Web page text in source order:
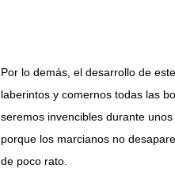
Por lo demás, el desarrollo de
laberintos y comernos todas las
seremos invencibles durante
porque los marcianos no
de poco rato.